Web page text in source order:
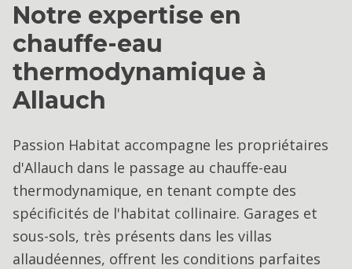
Notre expertise en
chauffe-eau
thermodynamique à
Allauch
Passion Habitat accompagne les propriétaires
d'Allauch dans le passage au chauffe-eau
thermodynamique, en tenant compte des
spécificités de l'habitat collinaire. Garages et
sous-sols, très présents dans les villas
allaudéennes, offrent les conditions parfaites